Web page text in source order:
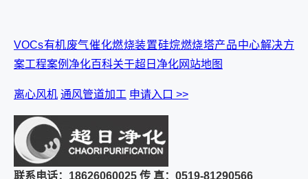
VOCs有机废气催化燃烧装置硅烷燃烧塔产品中心解决方
案工程案例 净化百科关于超日净化网站地图
离心风机 通风管道加工 申请入口 >>
联系电话：18626060025 传 真：0519-81290566